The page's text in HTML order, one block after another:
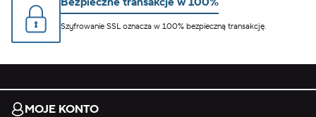
Szyfrowanie SSL oznacza w 100% bezpieczną transakcję.
MOJE KONTO